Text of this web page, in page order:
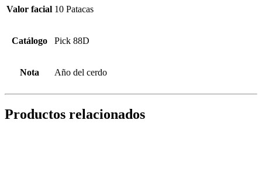
Valor facial 10 Patacas
Catálogo Pick 88D
Nota Año del cerdo
Productos relacionados